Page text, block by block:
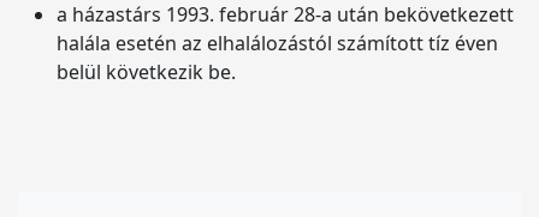
a házastárs 1993. február 28-a után bekövetkezett
halála esetén az elhalálozástól számított tíz éven
belül következik be.